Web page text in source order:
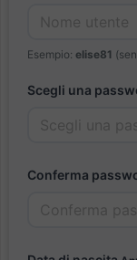
Esempio: elise81
Scegli una
Conferma